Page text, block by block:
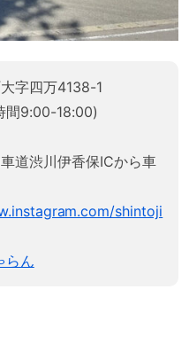
字四万4138-1
間9:00-18:00)
道渋川伊香保ICから車
shintoji
らん